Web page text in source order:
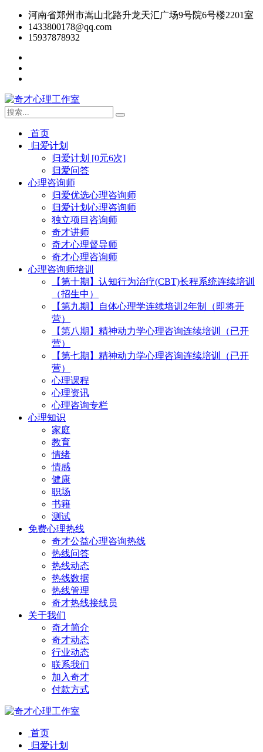
河南省郑州市嵩山北路升龙天汇广场9号院6号楼2201室
1433800178@qq.com
15937878932
首页
归爱计划
归爱计划 [0元6次]
归爱问答
心理咨询师
归爱优选心理咨询师
归爱计划心理咨询师
独立项目咨询师
奇才讲师
奇才心理督导师
奇才心理咨询师
心理咨询师培训
【第十期】认知行为治疗(CBT)长程系统连续培训
（招生中）
【第九期】自体心理学连续培训2年制（即将开
营）
【第八期】精神动力学心理咨询连续培训（已开
营）
【第七期】精神动力学心理咨询连续培训（已开
营）
心理课程
心理资讯
心理咨询专栏
心理知识
家庭
教育
情绪
情感
健康
职场
书籍
测试
免费心理热线
奇才公益心理咨询热线
热线问答
热线动态
热线数据
热线管理
奇才热线接线员
关于我们
奇才简介
奇才动态
行业动态
联系我们
加入奇才
付款方式
首页
归爱计划